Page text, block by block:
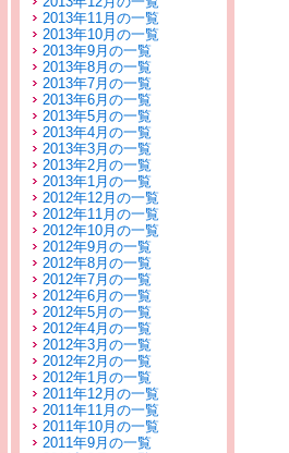
2013年11月の一覧
2013年10月の一覧
2013年9月の一覧
2013年8月の一覧
2013年7月の一覧
2013年6月の一覧
2013年5月の一覧
2013年4月の一覧
2013年3月の一覧
2013年2月の一覧
2013年1月の一覧
2012年12月の一覧
2012年11月の一覧
2012年10月の一覧
2012年9月の一覧
2012年8月の一覧
2012年7月の一覧
2012年6月の一覧
2012年5月の一覧
2012年4月の一覧
2012年3月の一覧
2012年2月の一覧
2012年1月の一覧
2011年12月の一覧
2011年11月の一覧
2011年10月の一覧
2011年9月の一覧